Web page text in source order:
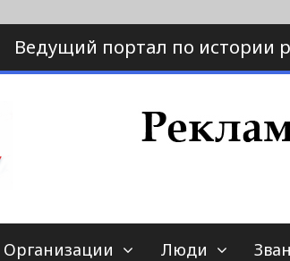
Ведущий портал по истории
Спорт-
портал по истории спорта
Организации Люди